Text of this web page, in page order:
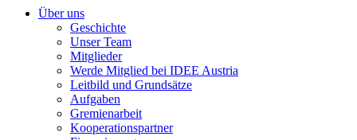
Über uns
Geschichte
Unser Team
Mitglieder
Werde Mitglied bei IDEE Austria
Leitbild und Grundsätze
Aufgaben
Gremienarbeit
Kooperationspartner